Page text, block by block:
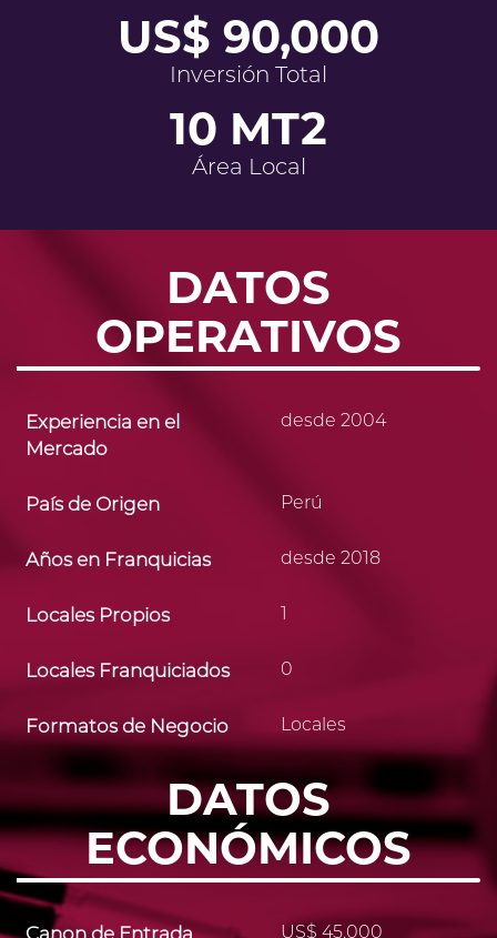
US$ 90,000
Inversión Total
10 MT2
Área Local
DATOS
OPERATIVOS
Experiencia en el
Mercado
desde 2004
País de Origen Perú
Años en Franquicias desde 2018
Locales Propios 1
Locales Franquiciados 0
Formatos de Negocio Locales
DATOS
ECONÓMICOS
US$ 45,000